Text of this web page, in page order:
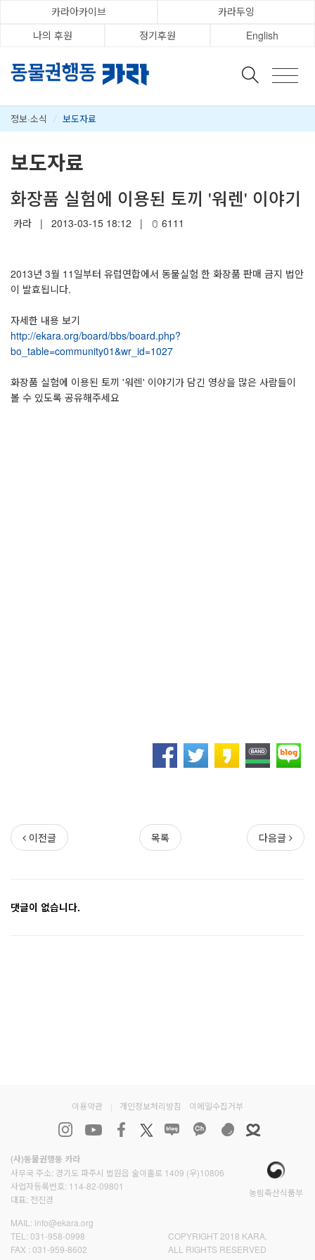
카라아카이브
카라두잉
나의 후원
정기후원 English
정보·소식 / 보도자료
보도자료
화장품 실험에 이용된 토끼 '워렌' 이야기
카라 | 2013-03-15 18:12 | 6111
2013년 3월 11일부터 유럽연합에서 동물실험 한 화장품 판매 금지 법안
이 발효됩니다.
자세한 내용 보기
http://ekara.org/board/bbs/board.php?
bo_table=community01&wr_id=1027
화장품 실험에 이용된 토끼 '워렌' 이야기가 담긴 영상을 많은 사람들이
볼 수 있도록 공유해주세요
이전글 목록 다음글
댓글이 없습니다.
이용약관 개인정보처리방침 이메일수집거부
(사)동물권행동 카라
사무국 주소: 경기도 파주시 법원읍 술이홀로 1409 (우)10806
사업자등록번호: 114-82-09801
대표: 전진경
농림축산식품부
MAIL: info@ekara.org
TEL: 031-958-0998
FAX : 031-959-8602
COPYRIGHT 2018 KARA.
ALL RIGHTS RESERVED